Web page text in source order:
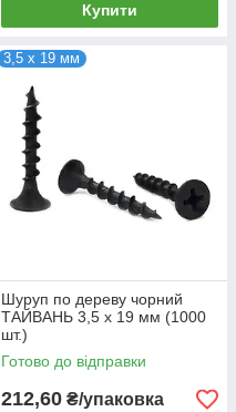
Купити
3,5 х 19 мм
Шуруп по дереву чорний
ТАЙВАНЬ 3,5 х 19 мм (1000
шт.)
Готово до відправки
212,60 ₴/упаковка